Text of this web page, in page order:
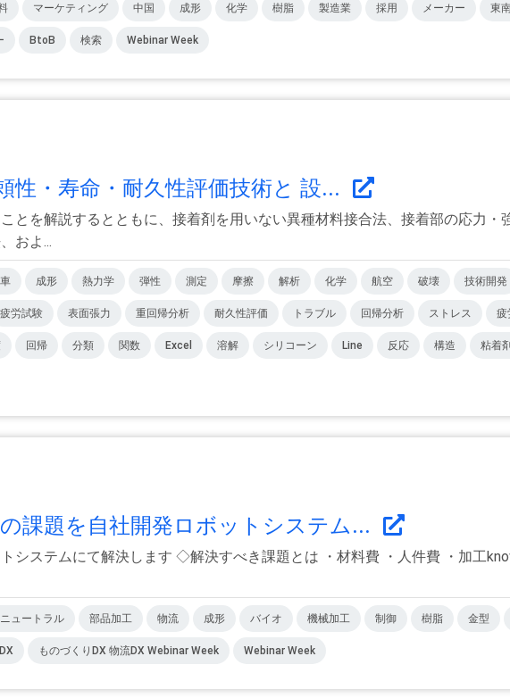
マーケティング 中国 成形 化学 樹脂 製造業 採用 メーカー 東
BtoB 検索 Webinar Week
性・寿命・耐久性評価技術と 設...
とを解説するとともに、接着剤を用いない異種材料接合法、接着部の応力・
およ...
成形 熱力学 弾性 測定 摩擦 解析 化学 航空 破壊 技術開発
疲労試験 表面張力 重回帰分析 耐久性評価 トラブル 回帰分析 ストレス 疲
回帰 分類 関数 Excel 溶解 シリコーン Line 反応 構造 粘着剤
課題を自社開発ロボットシステム...
システムにて解決します ◇解決すべき課題とは ・材料費 ・人件費 ・加工
ュートラル 部品加工 物流 成形 バイオ 機械加工 制御 樹脂 金型
ものづくりDX 物流DX Webinar Week Webinar Week